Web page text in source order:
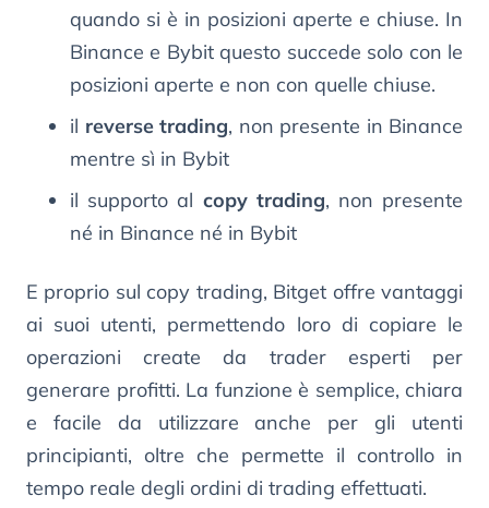
quando si è in posizioni aperte e chiuse. In
Binance e Bybit questo succede solo con le
posizioni aperte e non con quelle chiuse.
il reverse trading, non presente in Binance
mentre sì in Bybit
il supporto al copy trading, non presente
né in Binance né in Bybit
E proprio sul copy trading, Bitget offre vantaggi
ai suoi utenti, permettendo loro di copiare le
operazioni create da trader esperti per
generare profitti. La funzione è semplice, chiara
e facile da utilizzare anche per gli utenti
principianti, oltre che permette il controllo in
tempo reale degli ordini di trading effettuati.